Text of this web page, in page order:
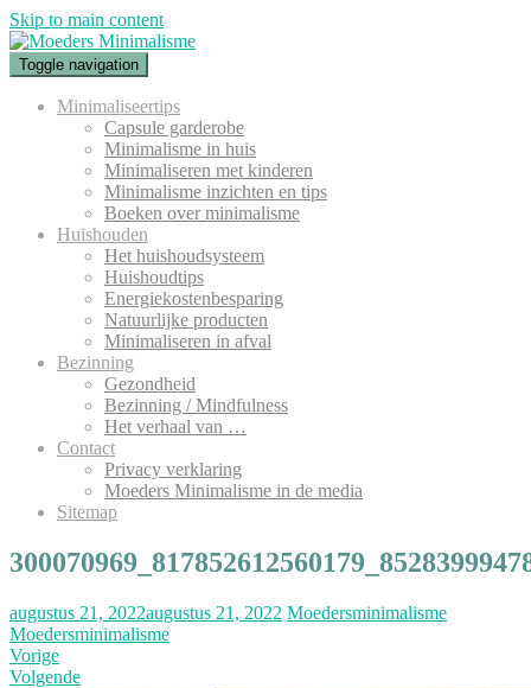
Skip to main content
Toggle navigation
Minimaliseertips
Capsule garderobe
Minimalisme in huis
Minimaliseren met kinderen
Minimalisme inzichten en tips
Boeken over minimalisme
Huishouden
Het huishoudsysteem
Huishoudtips
Energiekostenbesparing
Natuurlijke producten
Minimaliseren in afval
Bezinning
Gezondheid
Bezinning / Mindfulness
Het verhaal van …
Contact
Privacy verklaring
Moeders Minimalisme in de media
Sitemap
augustus 21, 2022augustus 21, 2022 Moedersminimalisme
Moedersminimalisme
Vorige
Volgende